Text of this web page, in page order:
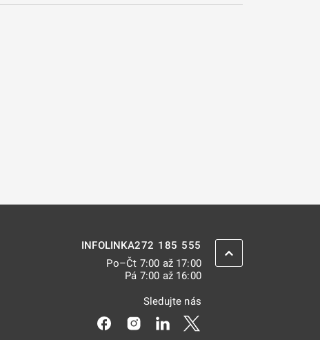
INFOLINKA272 185 555
Po–Čt 7:00 až 17:00
Pá 7:00 až 16:00
Sledujte nás
Odkaz se otevře na nové kartě
Odkaz se otevře na nové kartě
Odkaz se otevře na nové
ZPĚT NAHORU